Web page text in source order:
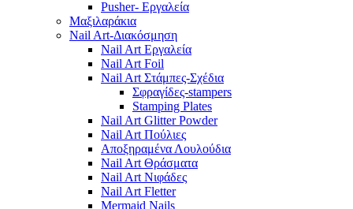
Pusher- Εργαλεία
Μαξιλαράκια
Nail Art-Διακόσμηση
Nail Art Εργαλεία
Nail Art Foil
Nail Art Στάμπες-Σχέδια
Σφραγίδες-stampers
Stamping Plates
Nail Art Glitter Powder
Nail Art Πούλιες
Αποξηραμένα Λουλούδια
Nail Art Θράσματα
Nail Art Νιφάδες
Nail Art Fletter
Mermaid Nails